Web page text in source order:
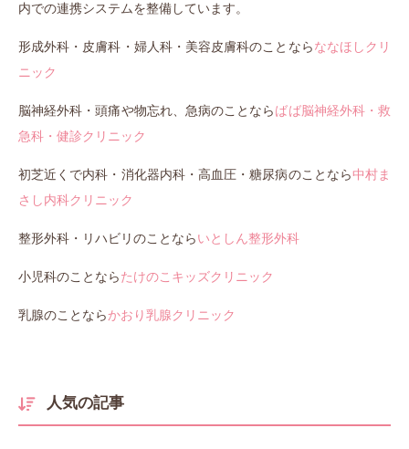
内での連携システムを整備しています。
形成外科・皮膚科・婦人科・美容皮膚科のことならななほしクリ
ニック
脳神経外科・頭痛や物忘れ、急病のことならばば脳神経外科・救
急科・健診クリニック
初芝近くで内科・消化器内科・高血圧・糖尿病のことなら中村ま
さし内科クリニック
整形外科・リハビリのことならいとしん整形外科
小児科のことならたけのこキッズクリニック
乳腺のことならかおり乳腺クリニック
人気の記事